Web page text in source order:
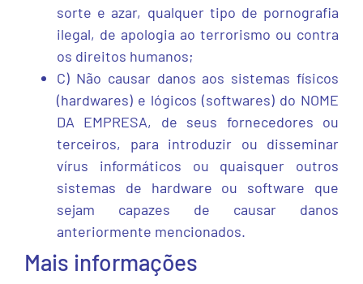
sorte e azar, qualquer tipo de pornografia
ilegal, de apologia ao terrorismo ou contra
os direitos humanos;
C) Não causar danos aos sistemas físicos
(hardwares) e lógicos (softwares) do NOME
DA EMPRESA, de seus fornecedores ou
terceiros, para introduzir ou disseminar
vírus informáticos ou quaisquer outros
sistemas de hardware ou software que
sejam capazes de causar danos
anteriormente mencionados.
Mais informações